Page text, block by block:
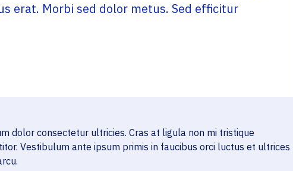
erat. Morbi sed dolor metus. Sed efficitur
dolor consectetur ultricies. Cras at ligula non mi tristique
Vestibulum ante ipsum primis in faucibus orci luctus et ultrices